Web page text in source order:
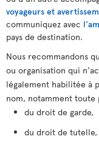
voyageurs et
communiquez avec
pays de destination.
Nous recommandons
ou organisation qui
légalement habilitée à
nom, notamment toute
du droit de garde,
du droit de tutelle,